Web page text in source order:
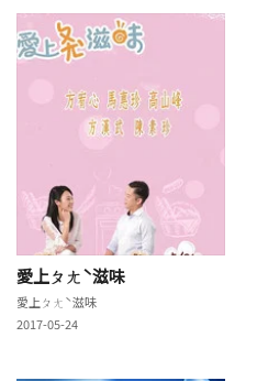
愛上ㄆㄤˋ滋味
愛上ㄆㄤˋ滋味
2017-05-24